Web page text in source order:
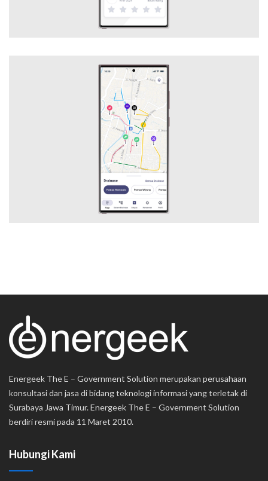
SAMID DRAINASE MOBILE
Mobile Application
Energeek The E – Government Solution merupakan perusahaan
konsultasi dan jasa di bidang teknologi informasi yang terletak di
Surabaya Jawa Timur. Energeek The E – Government Solution
berdiri resmi pada 11 Maret 2010.
Hubungi Kami